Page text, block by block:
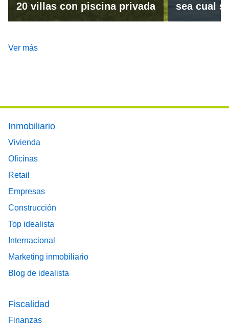
20 villas con piscina privada
sea cual
Ver más
Footer main menu
Inmobiliario
Vivienda
Oficinas
Retail
Empresas
Construcción
Top idealista
Internacional
Marketing inmobiliario
Blog de idealista
Fiscalidad
Finanzas